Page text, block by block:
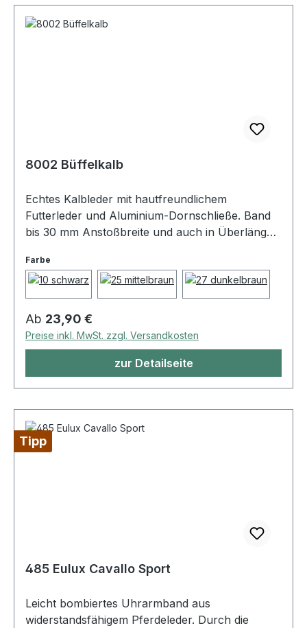
8002 Büffelkalb
Echtes Kalbleder mit hautfreundlichem
Futterleder und Aluminium-Dornschließe. Band
bis 30 mm Anstoßbreite und auch in Überlänge
Farbe
Regulärer Preis:
Ab 23,90 €
Preise inkl. MwSt. zzgl. Versandkosten
zur Detailseite
Tipp
485 Eulux Cavallo Sport
Leicht bombiertes Uhrarmband aus
widerstandsfähigem Pferdeleder. Durch die